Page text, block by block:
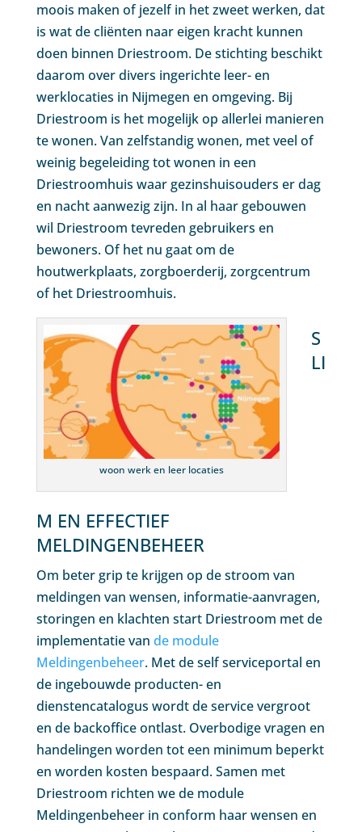
moois maken of jezelf in het zweet werken, dat
is wat de cliënten naar eigen kracht kunnen
doen binnen Driestroom. De stichting beschikt
daarom over divers ingerichte leer- en
werklocaties in Nijmegen en omgeving. Bij
Driestroom is het mogelijk op allerlei manieren
te wonen. Van zelfstandig wonen, met veel of
weinig begeleiding tot wonen in een
Driestroomhuis waar gezinshuisouders er dag
en nacht aanwezig zijn. In al haar gebouwen
wil Driestroom tevreden gebruikers en
bewoners. Of het nu gaat om de
houtwerkplaats, zorgboerderij, zorgcentrum
of het Driestroomhuis.
woon werk en leer locaties
S
LI
M EN EFFECTIEF
MELDINGENBEHEER
Om beter grip te krijgen op de stroom van
meldingen van wensen, informatie-aanvragen,
storingen en klachten start Driestroom met de
implementatie van de module
Meldingenbeheer. Met de self serviceportal en
de ingebouwde producten- en
dienstencatalogus wordt de service vergroot
en de backoffice ontlast. Overbodige vragen en
handelingen worden tot een minimum beperkt
en worden kosten bespaard. Samen met
Driestroom richten we de module
Meldingenbeheer in conform haar wensen en